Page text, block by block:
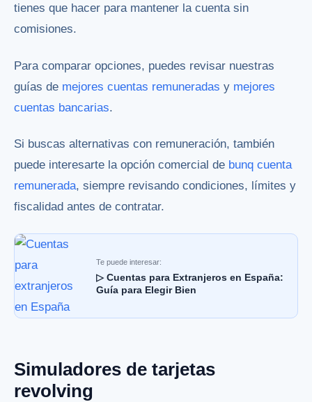
tienes que hacer para mantener la cuenta sin
comisiones.
Para comparar opciones, puedes revisar nuestras
guías de mejores cuentas remuneradas y mejores
cuentas bancarias.
Si buscas alternativas con remuneración, también
puede interesarte la opción comercial de bunq cuenta
remunerada, siempre revisando condiciones, límites y
fiscalidad antes de contratar.
Te puede interesar:
▷ Cuentas para Extranjeros en España:
Guía para Elegir Bien
Simuladores de tarjetas
revolving